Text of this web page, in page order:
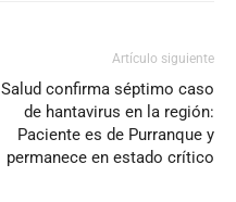
Artículo siguiente
Salud confirma séptimo caso
de hantavirus en la región:
Paciente es de Purranque y
permanece en estado crítico